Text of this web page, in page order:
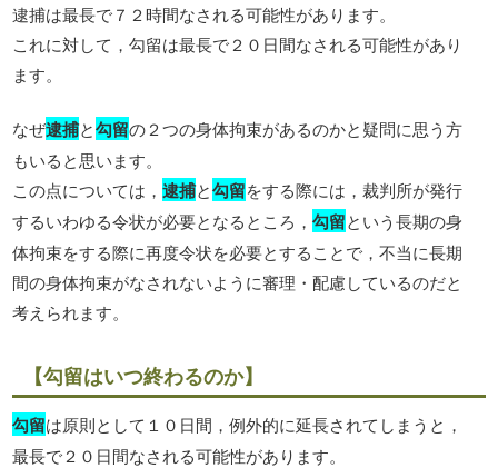
逮捕は最長で７２時間なされる可能性があります。
これに対して，勾留は最長で２０日間なされる可能性があり
ます。
なぜ逮捕と勾留の２つの身体拘束があるのかと疑問に思う方
もいると思います。
この点については，逮捕と勾留をする際には，裁判所が発行
するいわゆる令状が必要となるところ，勾留という長期の身
体拘束をする際に再度令状を必要とすることで，不当に長期
間の身体拘束がなされないように審理・配慮しているのだと
考えられます。
【勾留はいつ終わるのか】
勾留は原則として１０日間，例外的に延長されてしまうと，
最長で２０日間なされる可能性があります。